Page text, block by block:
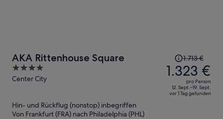
AKA Rittenhouse Square
4
out
Center City
Der
Preis
betrug
1.713 €,
jetzt
1.713 €
1.323 €
pro Person
12. Sept.–19. Sept.
vor 1 Tag gefunden
Hin- und Rückflug (nonstop) inbegriffen
Von Frankfurt (FRA) nach Philadelphia (PHL)